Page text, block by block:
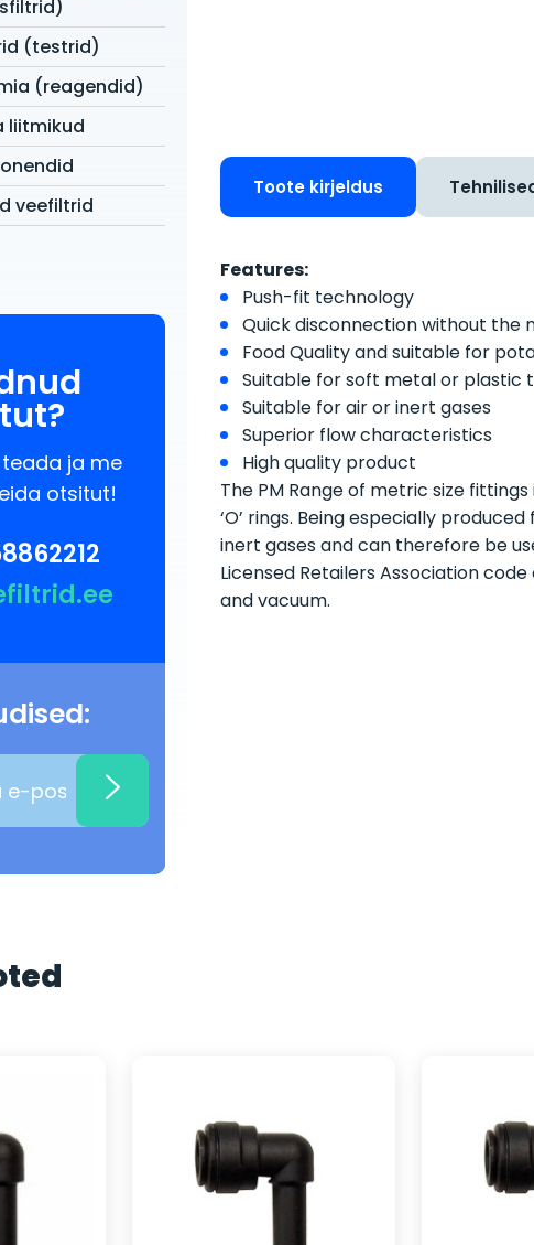
(testrid)
(reagendid)
liitmikud
veefiltrid
ja me
otsitut!
Toote kirjeldus
Features:
Push-fit technology
Quick disconnection without the
Food Quality and suitable for
Suitable for soft metal or plastic
Suitable for air or inert gases
Superior flow characteristics
High quality product
The PM Range of metric size
‘O’ rings. Being especially
inert gases and can therefore be
Licensed Retailers Association
and vacuum.